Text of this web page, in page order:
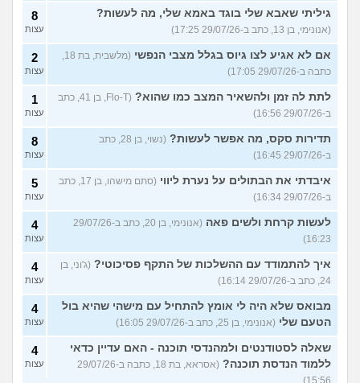
גיליתי שאבא שלי בוגד באמא שלי, מה לעשות?
(אנונימי, בן 13, כתב ב-29/07/26 17:25)
8
עצות
אם לא אגיע לצו גיוס בגלל מצבי הנפשי
כתבה ב-29/07/26 17:05)
2
עצות
לתת לה זמן ולהשאיר המצב כמו שהוא?
(Flo-T, בן 41, כתב
ב-29/07/26 16:56)
1
עצות
תדירות סקס, מה אפשר לעשות?
(נשוי, בן 28, כתב
ב-29/07/26 16:45)
8
עצות
איבדתי את הבתולים על נערת ליווי
(סתם מישהו, בן 17, כתב
ב-29/07/26 16:34)
5
עצות
לעשות קרחת ולשים פאה
(אנונימי, בן 20, כתב ב-29/07/26
16:23)
4
עצות
איך להתמודד עם ההשלכות של התקף פסיכוטי? (ג'וני, בן
24, כתב ב-29/07/26 16:14)
4
עצות
מבואס שלא היה לי אומץ להתחיל עם מישהי שהיא בול
הטעם שלי (אנונימי, בן 25, כתב ב-29/07/26 16:05)
4
עצות
שאלה לסטודנטים ולמהנדסי תוכנה - האם עדיין כדאי
ללמוד הנדסת תוכנה?
(אסראא, בת 18, כתבה ב-29/07/26
15:56)
4
עצות